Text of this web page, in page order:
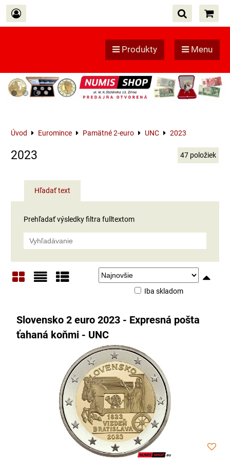
Produkty Menu
Úvod Euromince Pamätné 2-euro UNC 2023
2023 47 položiek
Hľadať text
Prehľadať výsledky filtra fulltextom
Iba skladom
Slovensko 2 euro 2023 - Expresná pošta
ťahaná koňmi - UNC